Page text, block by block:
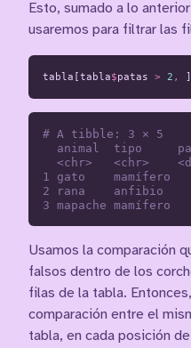
Esto, sumado a lo
usaremos para filtrar las
tabla[tabla$patas > 2 , ]
# A tibble: 3 × 5
animal  tipo
<chr>   <chr>
1 gato
2 rana    anfibio
Usamos la comparación
falsos dentro de los
filas de la tabla.
comparación entre el
tabla, en cada posición